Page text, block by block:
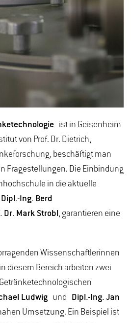
ist in Geisenheim
von Prof. Dr. Dietrich,
beschäftigt man
Fragestellungen. Die Einbindung
in die aktuelle
Ing. Berd
Dr. Mark Strobl, garantieren eine
Wissenschaftlerinnen
diesem Bereich arbeiten zwei
Ludwig und Dipl.-Ing. Jan
Umsetzung. Ein Beispiel ist